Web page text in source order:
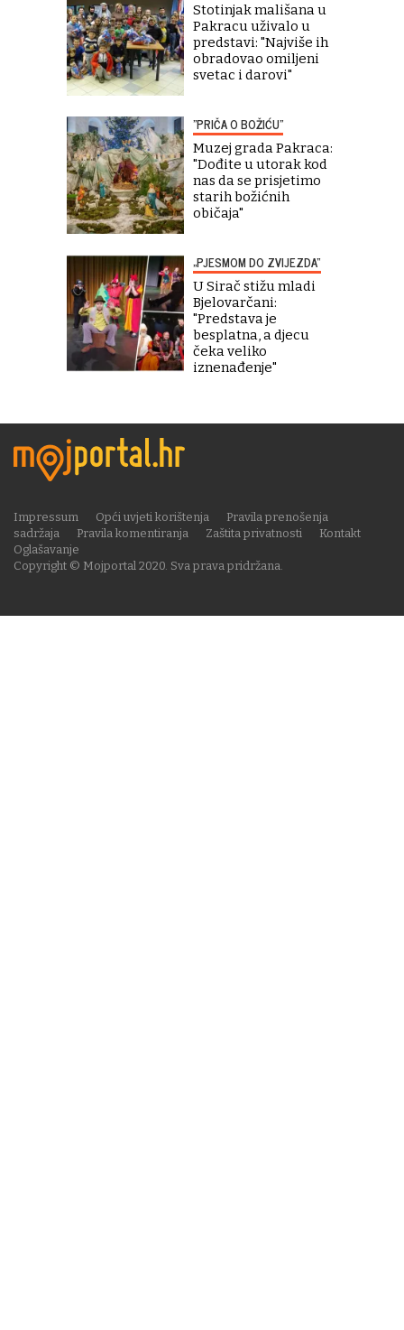
Stotinjak mališana u
Pakracu uživalo u
predstavi: "Najviše ih
obradovao omiljeni
svetac i darovi"
"PRIČA O BOŽIĆU"
Muzej grada Pakraca:
"Dođite u utorak kod
nas da se prisjetimo
starih božićnih
običaja"
„PJESMOM DO ZVIJEZDA“
U Sirač stižu mladi
Bjelovarčani:
"Predstava je
besplatna, a djecu
čeka veliko
iznenađenje"
Copyright © Mojportal 2020. Sva prava pridržana.
Impressum Opći uvjeti korištenja
Pravila prenošenja
sadržaja
Pravila komentiranja Zaštita privatnosti
Kontakt
Oglašavanje